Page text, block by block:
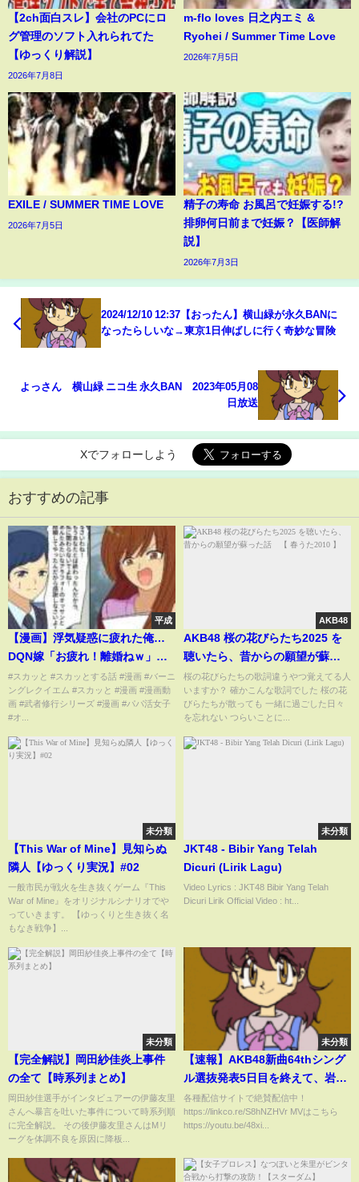
【2ch面白スレ】会社のPCにロ
グ管理のソフト入れられてた
【ゆっくり解説】
2026年7月8日
m-flo loves 日之内エミ &
Ryohei / Summer Time Love
2026年7月5日
EXILE / SUMMER TIME LOVE
2026年7月5日
精子の寿命 お風呂で妊娠する!?
排卵何日前まで妊娠？【医師解
説】
2026年7月3日
2024/12/10 12:37【おったん】横山緑が永久BANに
なったらしいな→東京1日伸ばしに行く奇妙な冒険
よっさん 横山緑 ニコ生 永久BAN 2023年05月08
日放送
Xでフォローしよう
おすすめの記事
平成
【漫画】浮気疑惑に疲れた俺…
DQN嫁「お疲れ！離婚ねｗ」→
離婚後、元嫁に文春砲が炸裂し
た結果【マンガ動画】【スカッ
とする話】
#スカッと #スカッとする話 #漫画 #バーニ
ングレクイエム #スカッと #漫画 #漫画動
画 #武者修行シリーズ #漫画 #パパ活女子
#オ...
AKB48
AKB48 桜の花びらたち2025 を
聴いたら、昔からの願望が蘇っ
た話 【 春うた2010 】
桜の花びらたちの歌詞違うやつ覚えてる人
いますか？ 確かこんな歌詞でした 桜の花
びらたちが散っても 一緒に過ごした日々
を忘れない つらいことに...
未分類
【This War of Mine】見知らぬ
隣人【ゆっくり実況】#02
一般市民が戦火を生き抜くゲーム『This
War of Mine』をオリジナルシナリオでや
っていきます。 【ゆっくりと生き抜く名
もなき戦争】...
未分類
JKT48 - Bibir Yang Telah
Dicuri (Lirik Lagu)
Video Lyrics : JKT48 Bibir Yang Telah
Dicuri Lirik Official Video : ht...
未分類
【完全解説】岡田紗佳炎上事件
の全て【時系列まとめ】
岡田紗佳選手がインタビュアーの伊藤友里
さんへ暴言を吐いた事件について時系列順
に完全解説。 その後伊藤友里さんはMリ
ーグを体調不良を原因に降板...
未分類
【速報】AKB48新曲64thシング
ル選抜発表5日目を終えて、岩立
沙穂メンバーのお気持ち
【AKB48】
各種配信サイトで絶賛配信中！
https://linkco.re/S8hNZHVr MVはこちら
https://youtu.be/48xi...